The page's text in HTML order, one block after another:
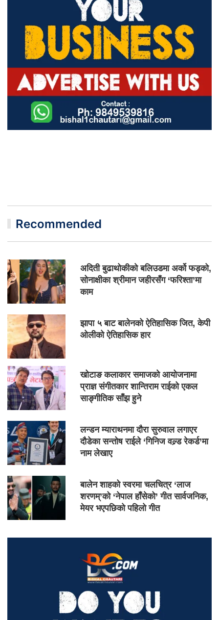
Recommended
अदिती बुढाथोकीको बलिउडमा अर्को फड्को,
सोनाक्षीका श्रीमान जहीरसँग ‘फरिश्ता’मा
काम
झापा ५ बाट बालेनको ऐतिहासिक जित, केपी
ओलीको ऐतिहासिक हार
खोटाङ कलाकार समाजको आयोजनामा
प्राज्ञ संगीतकार शान्तिराम राईको एकल
साङ्गीतिक साँझ हुने
लन्डन म्याराथनमा दौरा सुरुवाल लगाएर
दौडेका सन्तोष राईले ‘गिनिज वल्र्ड रेकर्ड’मा
नाम लेखाए
बालेन शाहको स्वरमा चलचित्र ‘लाज
शरणम्’को ‘नेपाल हाँसेको’ गीत सार्वजनिक,
मेयर भएपछिको पहिलो गीत